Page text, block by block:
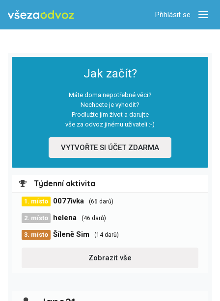
Přihlásit se
Jak začít?
Máte doma nepotřebné věci?
Nechcete je vyhodit?
Prodlužte jim život a darujte
vše za odvoz jinému uživateli :-)
VYTVOŘTE SI ÚČET ZDARMA
Týdenní aktivita
1. místo 0077ivka (66 darů)
2. místo helena (46 darů)
3. místo Šíleně Sim (14 darů)
Zobrazit vše